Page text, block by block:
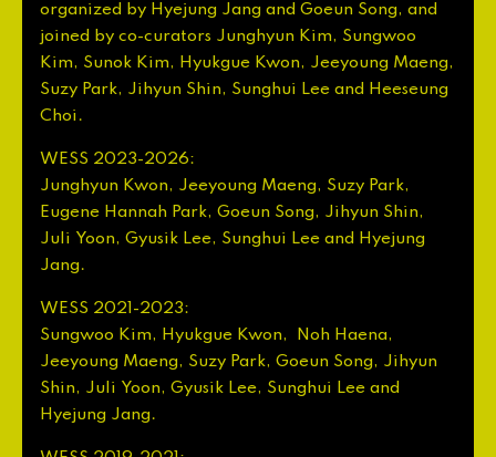
organized by Hyejung Jang and Goeun Song, and
joined by co-curators Junghyun Kim, Sungwoo
Kim, Sunok Kim, Hyukgue Kwon, Jeeyoung Maeng,
Suzy Park, Jihyun Shin, Sunghui Lee and Heeseung
Choi .
WESS 2023-2026:
Junghyun Kwon, Jeeyoung Maeng, Suzy Park,
Eugene Hannah Park, Goeun Song, Jihyun Shin,
Juli Yoon, Gyusik Lee, Sunghui Lee and Hyejung
Jang.
WESS 2021-2023:
Sungwoo Kim, Hyukgue Kwon, Noh Haena,
Jeeyoung Maeng, Suzy Park, Goeun Song, Jihyun
Shin, Juli Yoon, Gyusik Lee, Sunghui Lee and
Hyejung Jang.